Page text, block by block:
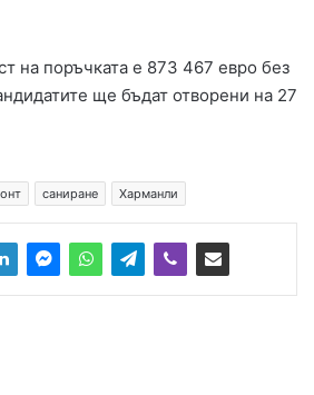
на поръчката е 873 467 евро без
ще бъдат отворени на 27
саниране Харманли